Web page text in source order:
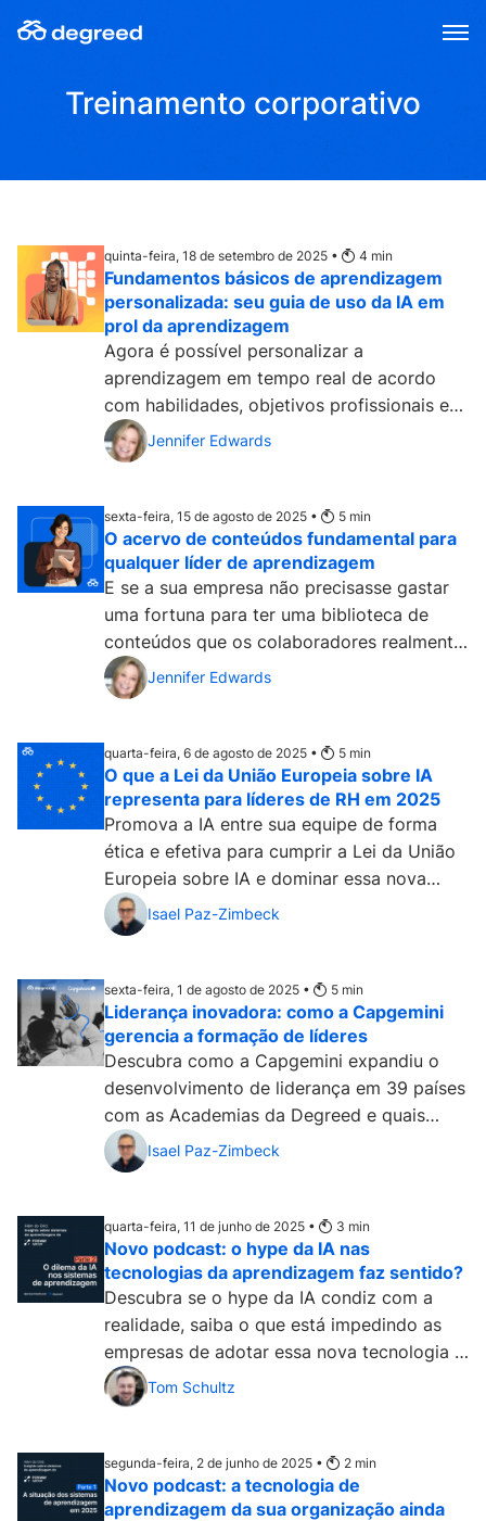
Treinamento corporativo
quinta-feira, 18 de setembro de 2025 • 4 min
Fundamentos básicos de aprendizagem
personalizada: seu guia de uso da IA em
prol da aprendizagem
Agora é possível personalizar a
aprendizagem em tempo real de acordo
com habilidades, objetivos profissionais e
preferências de aprendizagem....
Jennifer Edwards
sexta-feira, 15 de agosto de 2025 • 5 min
O acervo de conteúdos fundamental para
qualquer líder de aprendizagem
E se a sua empresa não precisasse gastar
uma fortuna para ter uma biblioteca de
conteúdos que os colaboradores realmente
usassem? Isso é possível! Descubra agora
mesmo....
Jennifer Edwards
quarta-feira, 6 de agosto de 2025 • 5 min
O que a Lei da União Europeia sobre IA
representa para líderes de RH em 2025
Promova a IA entre sua equipe de forma
ética e efetiva para cumprir a Lei da União
Europeia sobre IA e dominar essa nova
era....Isael Paz-Zimbeck
sexta-feira, 1 de agosto de 2025 • 5 min
Liderança inovadora: como a Capgemini
gerencia a formação de líderes
Descubra como a Capgemini expandiu o
desenvolvimento de liderança em 39 países
com as Academias da Degreed e quais
foram os resultados disso....
Isael Paz-Zimbeck
quarta-feira, 11 de junho de 2025 • 3 min
Novo podcast: o hype da IA nas
tecnologias da aprendizagem faz sentido?
Descubra se o hype da IA condiz com a
realidade, saiba o que está impedindo as
empresas de adotar essa nova tecnologia e
aprenda a escolher fornecedores....
Tom Schultz
segunda-feira, 2 de junho de 2025 • 2 min
Novo podcast: a tecnologia de
aprendizagem da sua organização ainda